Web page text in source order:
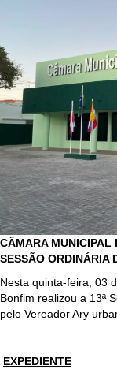
CÂMARA MUNICIPAL
SESSÃO ORDINÁRIA
Nesta quinta-feira, 03
Bonfim realizou a 13ª
pelo Vereador Ary
EXPEDIENTE